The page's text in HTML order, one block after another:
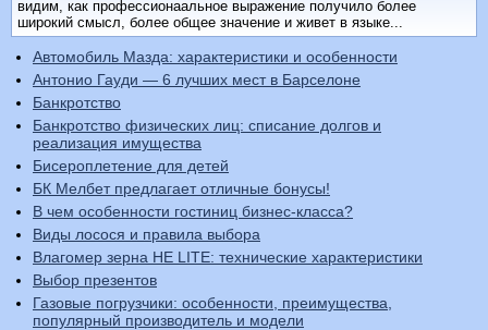
видим, как профессионаальное выражение получило более
широкий смысл, более общее значение и живет в языке...
Автомобиль Мазда: характеристики и особенности
Антонио Гауди — 6 лучших мест в Барселоне
Банкротство
Банкротство физических лиц: списание долгов и
реализация имущества
Бисероплетение для детей
БК Мелбет предлагает отличные бонусы!
В чем особенности гостиниц бизнес-класса?
Виды лосося и правила выбора
Влагомер зерна HE LITE: технические характеристики
Выбор презентов
Газовые погрузчики: особенности, преимущества,
популярный производитель и модели